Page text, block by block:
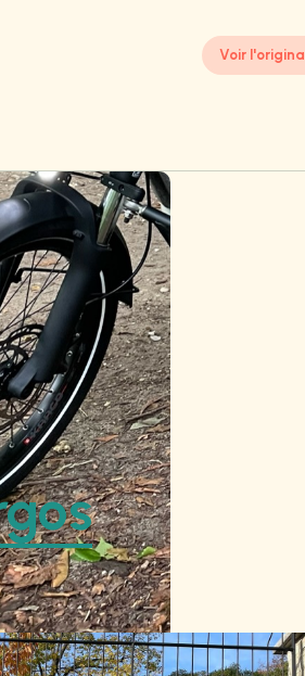
Voir l'original